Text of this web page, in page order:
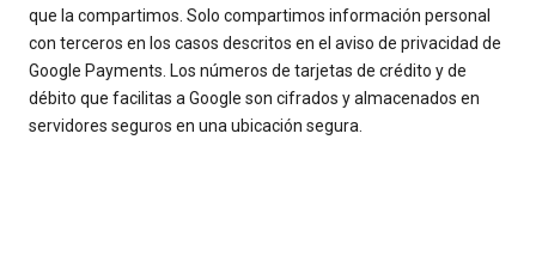
que la compartimos. Solo compartimos información personal
con terceros en los casos descritos en el aviso de privacidad de
Google Payments. Los números de tarjetas de crédito y de
débito que facilitas a Google son cifrados y almacenados en
servidores seguros en una ubicación segura.